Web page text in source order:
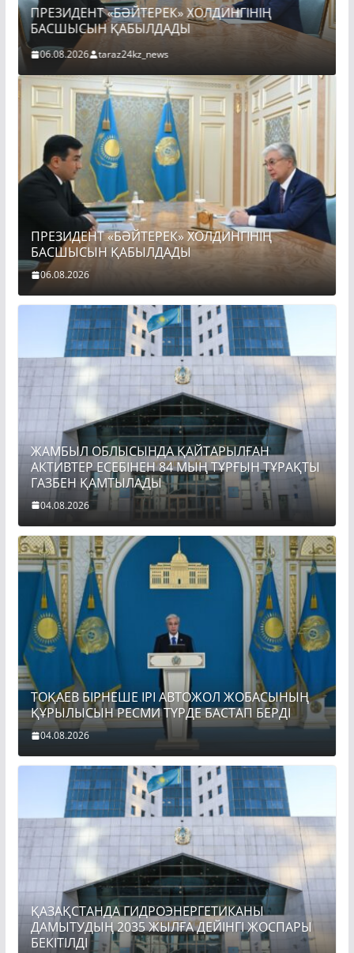
ПРЕЗИДЕНТ «БӘЙТЕРЕК» ХОЛДИНГІНІҢ
БАСШЫСЫН ҚАБЫЛДАДЫ
06.08.2026 taraz24kz_news
ПРЕЗИДЕНТ «БӘЙТЕРЕК» ХОЛДИНГІНІҢ
БАСШЫСЫН ҚАБЫЛДАДЫ
06.08.2026
ЖАМБЫЛ ОБЛЫСЫНДА ҚАЙТАРЫЛҒАН
АКТИВТЕР ЕСЕБІНЕН 84 МЫҢ ТҰРҒЫН ТҰРАҚТЫ
ГАЗБЕН ҚАМТЫЛАДЫ
04.08.2026
ТОҚАЕВ БІРНЕШЕ ІРІ АВТОЖОЛ ЖОБАСЫНЫҢ
ҚҰРЫЛЫСЫН РЕСМИ ТҮРДЕ БАСТАП БЕРДІ
04.08.2026
ҚАЗАҚСТАНДА ГИДРОЭНЕРГЕТИКАНЫ
ДАМЫТУДЫҢ 2035 ЖЫЛҒА ДЕЙІНГІ ЖОСПАРЫ
БЕКІТІЛДІ